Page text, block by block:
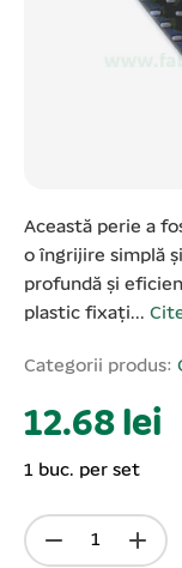
Această perie a
o îngrijire simplă
profundă și
plastic fixați...
Categorii produs:
12.68 lei
1 buc. per set